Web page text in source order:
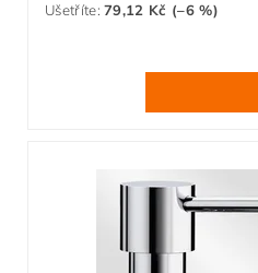
Ušetříte:79,12 Kč (–6 %)